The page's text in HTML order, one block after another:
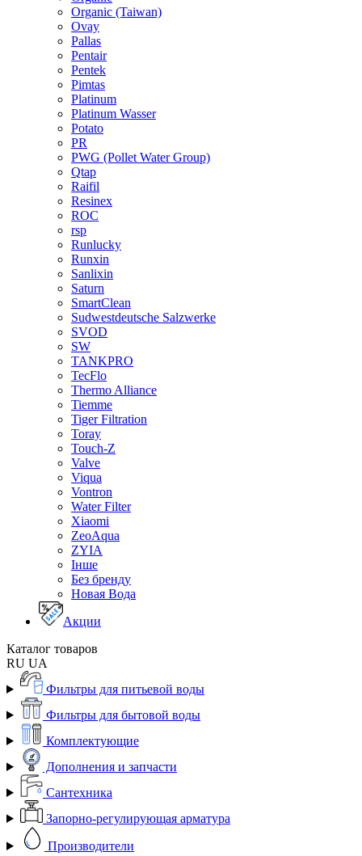
Organic (Taiwan)
Ovay
Pallas
Pentair
Pentek
Pimtas
Platinum
Platinum Wasser
Potato
PR
PWG (Pollet Water Group)
Qtap
Raifil
Resinex
ROC
rsp
Runlucky
Runxin
Sanlixin
Saturn
SmartClean
Sudwestdeutsche Salzwerke
SVOD
SW
TANKPRO
TecFlo
Thermo Alliance
Tiemme
Tiger Filtration
Toray
Touch-Z
Valve
Viqua
Vontron
Water Filter
Xiaomi
ZeoAqua
ZYIA
Інше
Без бренду
Новая Вода
Акции
Каталог товаров
RU UA
Фильтры для питьевой воды
Фильтры для бытовой воды
Комплектующие
Дополнения и запчасти
Сантехника
Запорно-регулирующая арматура
Производители